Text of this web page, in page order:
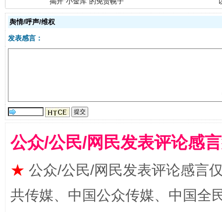
全民健身五年计划来了！等你上场
舆情/呼声/维权
发表感言：
公众/公民/网民发表评论感
★ 公众/公民/网民发表评论感言
共传媒、中国公众传媒、中国全